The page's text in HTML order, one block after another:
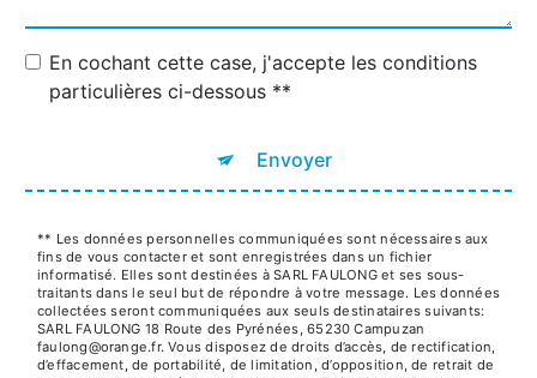
En cochant cette case, j'accepte les conditions
particulières ci-dessous **
Envoyer
** Les données personnelles communiquées sont nécessaires aux
fins de vous contacter et sont enregistrées dans un fichier
informatisé. Elles sont destinées à SARL FAULONG et ses sous-
traitants dans le seul but de répondre à votre message. Les données
collectées seront communiquées aux seuls destinataires suivants:
SARL FAULONG 18 Route des Pyrénées, 65230 Campuzan
faulong@orange.fr. Vous disposez de droits d’accès, de rectification,
d’effacement, de portabilité, de limitation, d’opposition, de retrait de